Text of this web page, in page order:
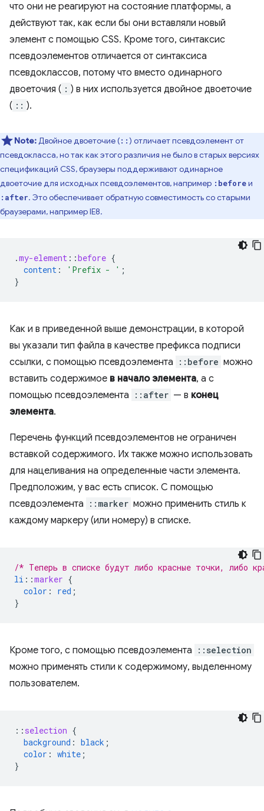
что они не реагируют на состояние платформы, а
действуют так, как если бы они вставляли новый
элемент с помощью CSS. Кроме того, синтаксис
псевдоэлементов отличается от синтаксиса
псевдоклассов, потому что вместо одинарного
двоеточия ( : ) в них используется двойное двоеточие
( :: ).
Note:Двойное двоеточие (::) отличает псевдоэлемент от
псевдокласса, но так как этого различия не было в старых версиях
спецификаций CSS, браузеры поддерживают одинарное
двоеточие для исходных псевдоэлементов, например :beforeи
:after. Это обеспечивает обратную совместимость со старыми
браузерами, например IE8.
.my-element ::before {
content : 'Prefix - ' ;
}
Как и в приведенной выше демонстрации, в которой
вы указали тип файла в качестве префикса подписи
ссылки, с помощью псевдоэлемента
::before можно
вставить содержимое в начало элемента, а с
помощью псевдоэлемента
::after — в конец
элемента.
Перечень функций псевдоэлементов не ограничен
вставкой содержимого. Их также можно использовать
для нацеливания на определенные части элемента.
Предположим, у вас есть список. С помощью
псевдоэлемента
::marker можно применить стиль к
каждому маркеру (или номеру) в списке.
/* Теперь в списке будут либо красные точки, либо
li ::marker {
color : red ;
}
Кроме того, с помощью псевдоэлемента ::selection
можно применять стили к содержимому, выделенному
пользователем.
:: selection {
background : black ;
color : white ;
}